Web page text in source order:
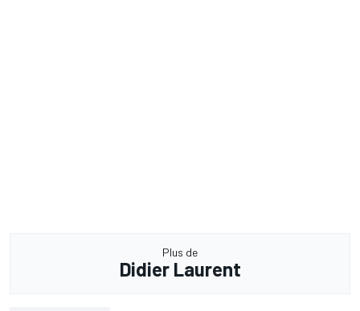
Plus de
Didier Laurent